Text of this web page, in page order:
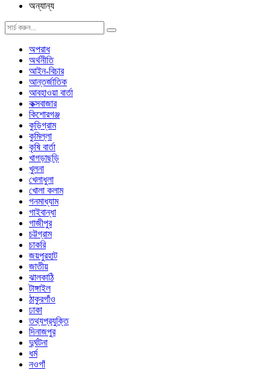
অন্যান্য
অপরাধ
অর্থনীতি
আইন-বিচার
আন্তর্জাতিক
আবহাওয়া বার্তা
কক্সবাজার
কিশোরগঞ্জ
কুড়িগ্রাম
কুমিল্লা
কৃষি বার্তা
খাগড়াছড়ি
খুলনা
খেলাধুলা
খোলা কলাম
গনমাধ্যাম
গাইবান্ধা
গাজীপুর
চট্টগ্রাম
চাকরি
জয়পুরহাট
জাতীয়
ঝালকাঠি
টাঙ্গাইল
ঠাকুরগাঁও
ঢাকা
তথ্যপ্রযুক্তি
দিনাজপুর
দুর্ঘটনা
ধর্ম
নওগাঁ